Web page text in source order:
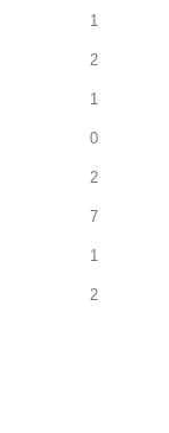
1
2
1
0
2
7
1
2